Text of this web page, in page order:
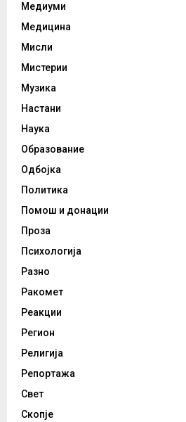
Медиуми
Медицина
Мисли
Мистерии
Музика
Настани
Наука
Образование
Одбојка
Политика
Помош и донации
Проза
Психологија
Разно
Ракомет
Реакции
Регион
Религија
Репортажа
Свет
Скопје